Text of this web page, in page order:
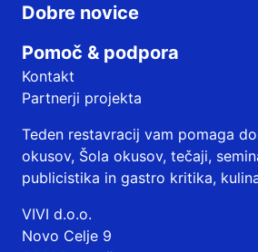
Dobre novice
Pomoč & podpora
Kontakt
Partnerji projekta
Teden restavracij vam pomaga
okusov, Šola okusov, tečaji,
publicistika in gastro kritika,
VIVI d.o.o.
Novo Celje 9